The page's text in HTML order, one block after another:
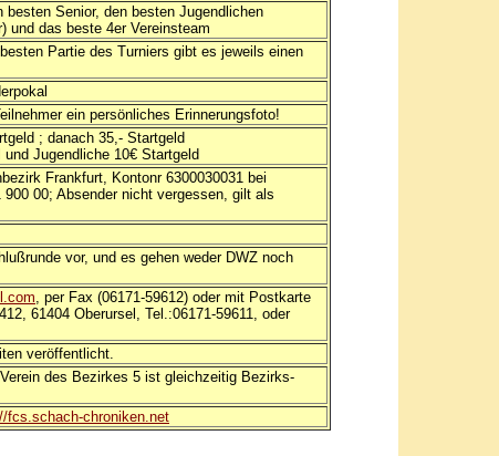
Senior, den besten Jugendlichen
und das beste 4er Vereinsteam
Partie des Turniers gibt es jeweils einen
ein persönliches Erinnerungsfoto!
; danach 35,- Startgeld
Jugendliche 10€ Startgeld
Frankfurt, Kontonr 6300030031 bei
00; Absender nicht vergessen, gilt als
vor, und es gehen weder DWZ noch
, per Fax (06171-59612) oder mit Postkarte
61404 Oberursel, Tel.:06171-59611, oder
veröffentlicht.
des Bezirkes 5 ist gleichzeitig Bezirks-
fcs.schach-chroniken.net